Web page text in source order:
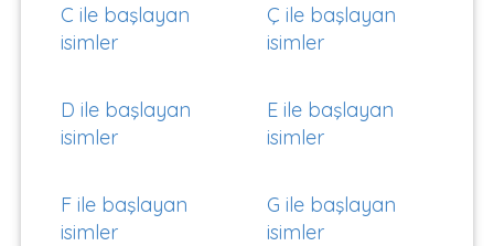
C ile başlayan
isimler
Ç ile başlayan
isimler
D ile başlayan
isimler
E ile başlayan
isimler
F ile başlayan
isimler
G ile başlayan
isimler